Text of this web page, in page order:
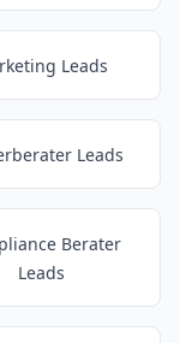
Leads
Leads
Berater
Leads